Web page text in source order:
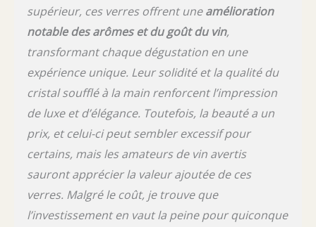
supérieur, ces verres offrent uneamélioration
notable des arômes et du goût du vin,
transformant chaque dégustation en une
expérience unique. Leur solidité et la qualité du
cristal soufflé à la main renforcent l’impression
de luxe et d’élégance. Toutefois, la beauté a un
prix, et celui-ci peut sembler excessif pour
certains, mais les amateurs de vin avertis
sauront apprécier la valeur ajoutée de ces
verres. Malgré le coût, je trouve que
l’investissement en vaut la peine pour quiconque